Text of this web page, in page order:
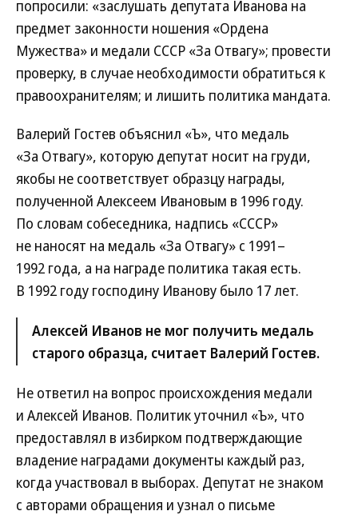
попросили: «заслушать депутата Иванова на
предмет законности ношения «Ордена
Мужества» и медали СССР «За Отвагу»; провести
проверку, в случае необходимости обратиться к
правоохранителям; и лишить политика мандата.
Валерий Гостев объяснил «Ъ», что медаль
«За Отвагу», которую депутат носит на груди,
якобы не соответствует образцу награды,
полученной Алексеем Ивановым в 1996 году.
По словам собеседника, надпись «СССР»
не наносят на медаль «За Отвагу» с 1991–
1992 года, а на награде политика такая есть.
В 1992 году господину Иванову было 17 лет.
Алексей Иванов не мог получить медаль
старого образца, считает Валерий Гостев.
Не ответил на вопрос происхождения медали
и Алексей Иванов. Политик уточнил «Ъ», что
предоставлял в избирком подтверждающие
владение наградами документы каждый раз,
когда участвовал в выборах. Депутат не знаком
с авторами обращения и узнал о письме